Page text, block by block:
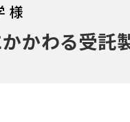
様
かかわる受託